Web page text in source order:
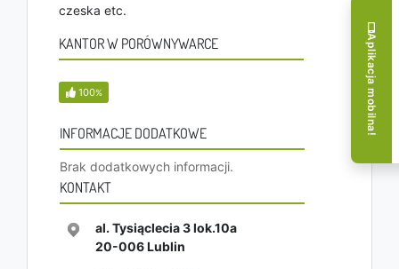
czeska etc.
KANTOR W PORÓWNYWARCE
100%
INFORMACJE DODATKOWE
Brak dodatkowych informacji.
KONTAKT
al. Tysiąclecia 3 lok.10a
20-006Lublin
Aplikacja mobilna!